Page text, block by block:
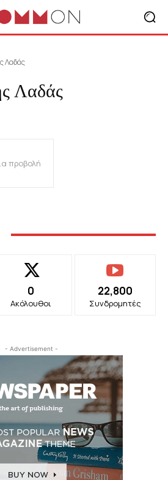
Λαδάς
Λαδάς
προβολή
0
Ακόλουθοι
22,800
Συνδρομητές
- Advertisement -